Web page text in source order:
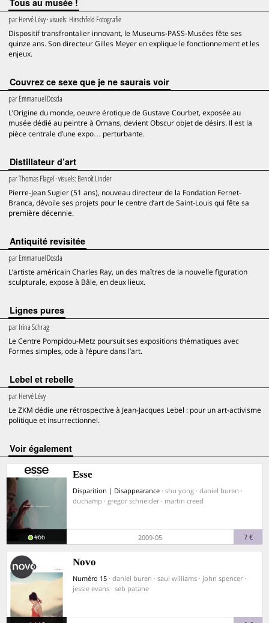
Tous au musée !
parHervé Lévy· visuels: Hirschfeld Fotografie
Dispositif transfrontalier innovant, le Museums-PASS-Musées fête ses
quinze ans. Son directeur Gilles Meyer en explique le fonctionnement et les
enjeux.
Couvrez ce sexe que je ne saurais voir
parEmmanuel Dosda
L’Origine du monde, oeuvre érotique de Gustave Courbet, exposée au
musée dédié au peintre à Ornans, devient Obscur objet de désirs. Il est la
pièce centrale d’une expo… perturbante.
Distillateur d’art
parThomas Flagel· visuels: Benoît Linder
Pierre-Jean Sugier (51 ans), nouveau directeur de la Fondation Fernet-
Branca, dévoile ses projets pour le centre d’art de Saint-Louis qui fête sa
première décennie.
Antiquité revisitée
parEmmanuel Dosda
L’artiste américain Charles Ray, un des maîtres de la nouvelle figuration
sculpturale, expose à Bâle, en deux lieux.
Lignes pures
parIrina Schrag
Le Centre Pompidou-Metz poursuit ses expositions thématiques avec
Formes simples, ode à l’épure dans l’art.
Lebel et rebelle
parHervé Lévy
Le ZKM dédie une rétrospective à Jean-Jacques Lebel : pour un art-activisme
politique et insurrectionnel.
voir également
Esse
Disparition | Disappearance · shu yong · daniel buren ·
duchamp · gregor schneider · martin creed
#66 2009-05 7 €
Novo
Numéro 15 · daniel buren · saul williams · john spencer ·
jessie evans · seb patane